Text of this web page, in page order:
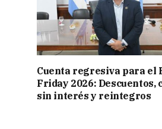
Cuenta regresiva para el
Friday 2026: Descuentos,
sin interés y reintegros